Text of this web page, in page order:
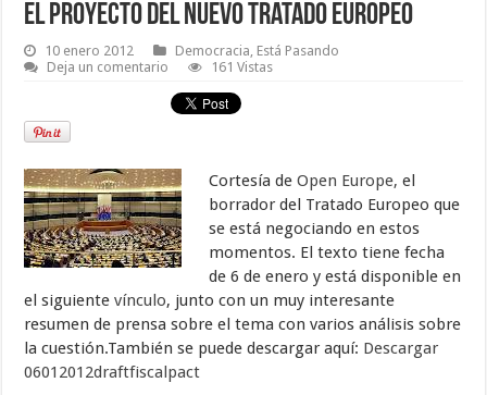
El proyecto del nuevo Tratado Europeo
10 enero 2012 Democracia, Está Pasando
Deja un comentario
161 Vistas
Cortesía deOpen Europe, el
borrador del Tratado Europeo que
se está negociando en estos
momentos. El texto tiene fecha
de 6 de enero y está disponible en
el siguientevínculo, junto con un muy interesante
resumen de prensa sobre el tema con varios análisis sobre
la cuestión.También se puede descargar aquí: Descargar
06012012draftfiscalpact